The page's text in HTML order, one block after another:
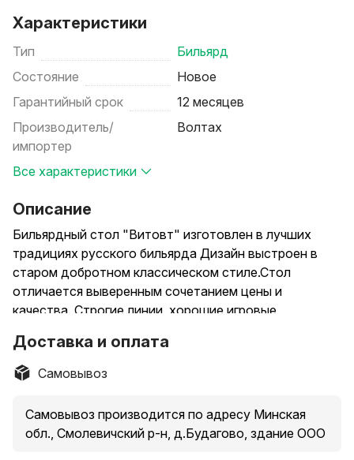
Характеристики
Тип
Бильярд
Состояние
Новое
Гарантийный срок
12 месяцев
Производитель/
импортер
Волтах
Все характеристики
Описание
Бильярдный стол "Витовт" изготовлен в лучших
традициях русского бильярда Дизайн выстроен в
старом добротном классическом стиле.Стол
отличается выверенным сочетанием цены и
качества. Строгие линии, хорошие игровые
бильярдистов, так и опытных игроков.
Для всех бильярдов используется отборная
древесина, качественные и стойкие отделочные
Бильярдный стол "Витовт" относится к игровой
серии, но обладает многими преимуществами
Доставка и оплата
Самовывоз
Самовывоз производится по адресу Минская
обл., Смолевичский р-н, д.Будагово, здание ООО